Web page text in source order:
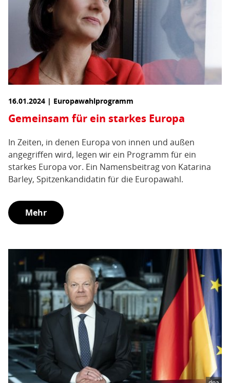
16.01.2024 | Europawahlprogramm
Gemeinsam für ein starkes Europa
In Zeiten, in denen Europa von innen und außen
angegriffen wird, legen wir ein Programm für ein
starkes Europa vor. Ein Namensbeitrag von Katarina
Barley, Spitzenkandidatin für die Europawahl.
Mehr